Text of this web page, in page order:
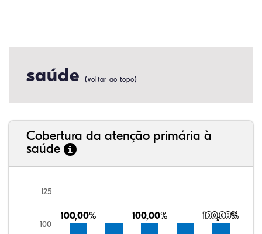
saúde (voltar ao topo)
Cobertura da atenção primária à
saúde
100,00%
100,00% 100,00%
100,00% 100,00%
100,00%
100
125